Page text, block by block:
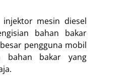
mesin diesel
bahan bakar
pengguna mobil
bahan bakar yang